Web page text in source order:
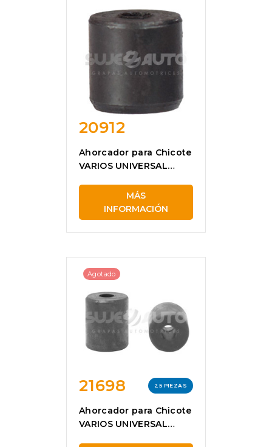
20912
Ahorcador para Chicote
VARIOS UNIVERSAL
MÁS
INFORMACIÓN
Agotado
21698 25 PIEZAS
Ahorcador para Chicote
VARIOS UNIVERSAL